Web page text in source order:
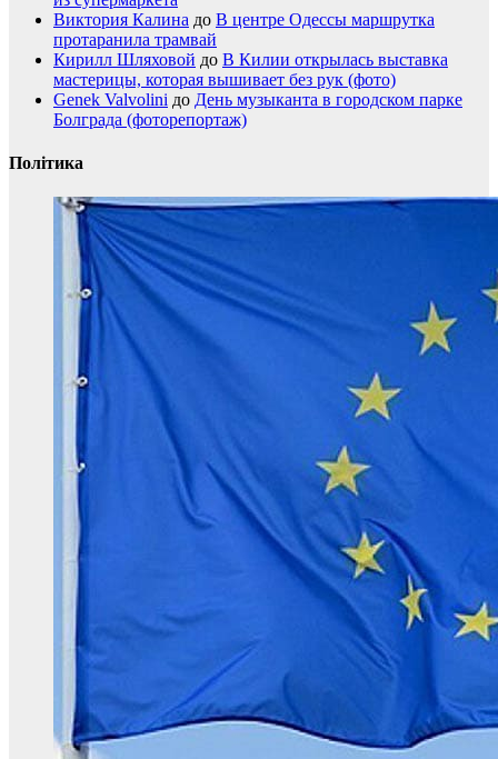
Виктория Калина до В центре Одессы маршрутка
протаранила трамвай
Кирилл Шляховой до В Килии открылась выставка
мастерицы, которая вышивает без рук (фото)
Genek Valvolini до День музыканта в городском парке
Болграда (фоторепортаж)
Політика